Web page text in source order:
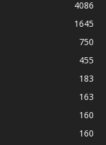
4086
1645
750
455
183
163
160
160